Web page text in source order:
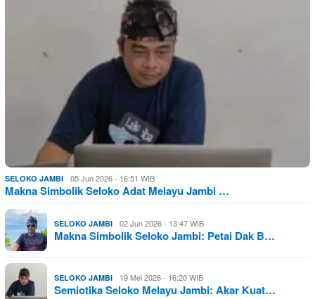
SELOKO JAMBI 05 Jun 2026 - 16:51 WIB
Makna Simbolik Seloko Adat Melayu Jambi …
SELOKO JAMBI 02 Jun 2026 - 13:47 WIB
Makna Simbolik Seloko Jambi: Petai Dak B…
SELOKO JAMBI 19 Mei 2026 - 16:20 WIB
Semiotika Seloko Melayu Jambi: Akar Kuat…